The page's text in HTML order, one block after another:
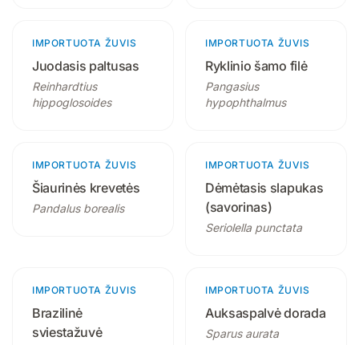
1 produktas
IMPORTUOTA ŽUVIS
Juodasis paltusas
Reinhardtius
hippoglosoides
1 produktas
IMPORTUOTA ŽUVIS
Ryklinio šamo filė
Pangasius
hypophthalmus
1 produktas
IMPORTUOTA ŽUVIS
Šiaurinės krevetės
Pandalus borealis
IMPORTUOTA ŽUVIS
Dėmėtasis slapukas
(savorinas)
Seriolella punctata
IMPORTUOTA ŽUVIS
Brazilinė
sviestažuvė
1 produktas
IMPORTUOTA ŽUVIS
Auksaspalvė dorada
Sparus aurata